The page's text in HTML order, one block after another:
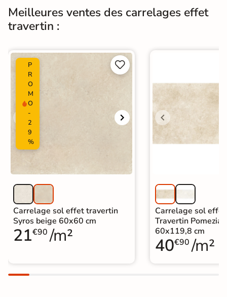
Origine Italie
Catégories
Carrelage effet travertin intérieur
Carrelage intérieur / extérieur
identique
Carrelage sol cuisine|
Carrelage salon moderne
|
Carrelage Chambre| Carrelage WC
Meilleures ventes des carrelages effet
travertin :
P
R
O
M
O
-
2
9
%


Carrelage sol effet travertin
Syros beige 60x60 cm
21€90 /m²
Carrelage sol
Travertin Pomezia
60x119,8 cm
40€90 /m²